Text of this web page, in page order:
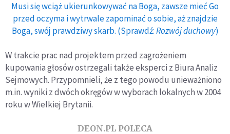
Musi się wciąż ukierunkowywać na Boga, zawsze mieć Go
przed oczyma i wytrwale zapominać o sobie, aż znajdzie
Boga, swój prawdziwy skarb. (Sprawdź:Rozwój duchowy)
W trakcie prac nad projektem przed zagrożeniem
kupowania głosów ostrzegali także eksperci z Biura Analiz
Sejmowych. Przypomnieli, że z tego powodu unieważniono
m.in. wyniki z dwóch okręgów w wyborach lokalnych w 2004
roku w Wielkiej Brytanii.
DEON.PL POLECA